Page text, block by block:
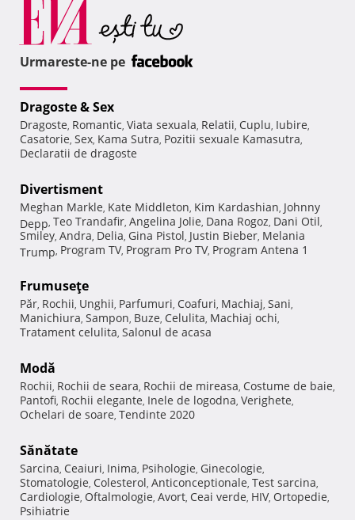
Urmareste-ne pe
Dragoste & Sex
Dragoste, Romantic, Viata sexuala, Relatii, Cuplu, Iubire,
Casatorie, Sex, Kama Sutra, Pozitii sexuale Kamasutra,
Declaratii de dragoste
Divertisment
Meghan Markle, Kate Middleton, Kim Kardashian, Johnny
Depp, Teo Trandafir, Angelina Jolie, Dana Rogoz, Dani Otil,
Smiley, Andra, Delia, Gina Pistol, Justin Bieber, Melania
Trump, Program TV, Program Pro TV, Program Antena 1
Frumuseţe
Păr, Rochii, Unghii, Parfumuri, Coafuri, Machiaj, Sani,
Manichiura, Sampon, Buze, Celulita, Machiaj ochi,
Tratament celulita, Salonul de acasa
Modă
Rochii, Rochii de seara, Rochii de mireasa, Costume de baie,
Pantofi, Rochii elegante, Inele de logodna, Verighete,
Ochelari de soare, Tendinte 2020
Sănătate
Sarcina, Ceaiuri, Inima, Psihologie, Ginecologie,
Stomatologie, Colesterol, Anticonceptionale, Test sarcina,
Cardiologie, Oftalmologie, Avort, Ceai verde, HIV, Ortopedie,
Psihiatrie